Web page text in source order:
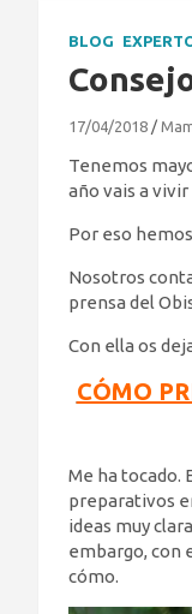
BLOG
17/04/2018
Tenemos
año vais a
Por eso
Nosotros
prensa del
Con ella os
CÓMO
Me ha tocado.
preparativos
ideas muy
embargo, con
cómo.